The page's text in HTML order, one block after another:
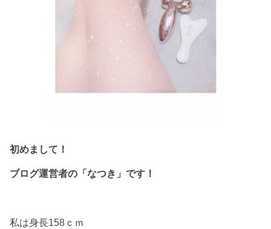
初めまして！
ブログ運営者の「なつき」です！
私は身長158ｃｍ